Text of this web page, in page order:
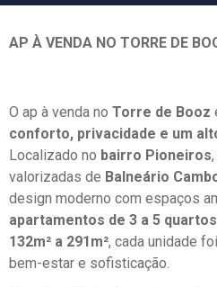
AP À VENDA NO TORRE DE
O ap à venda no Torre de Booz
conforto, privacidade e um
Localizado no bairro Pioneiros
valorizadas de Balneário
design moderno com espaços
apartamentos de 3 a 5 quartos
132m² a 291m², cada unidade
bem-estar e sofisticação.